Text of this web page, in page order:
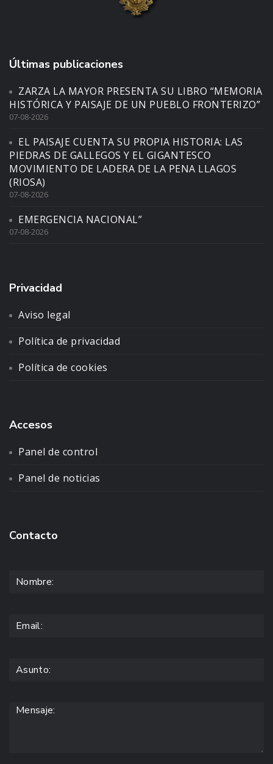
Últimas publicaciones
ZARZA LA MAYOR PRESENTA SU LIBRO “MEMORIA
HISTÓRICA Y PAISAJE DE UN PUEBLO FRONTERIZO”
07-08-2026
EL PAISAJE CUENTA SU PROPIA HISTORIA: LAS
PIEDRAS DE GALLEGOS Y EL GIGANTESCO
MOVIMIENTO DE LADERA DE LA PENA LLAGOS
(RIOSA)
07-08-2026
EMERGENCIA NACIONAL”
07-08-2026
Privacidad
Aviso legal
Política de privacidad
Política de cookies
Accesos
Panel de control
Panel de noticias
Contacto